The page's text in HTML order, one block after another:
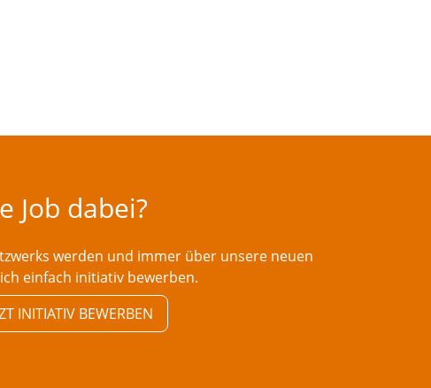
Job dabei?
werden und immer über unsere neuen
einfach initiativ bewerben.
INITIATIV BEWERBEN